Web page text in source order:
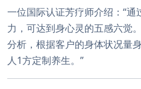
一位国际认证芳疗师介绍：“
力，可达到身心灵的五感六觉
分析，根据客户的身体状况量
人1方定制养生。”